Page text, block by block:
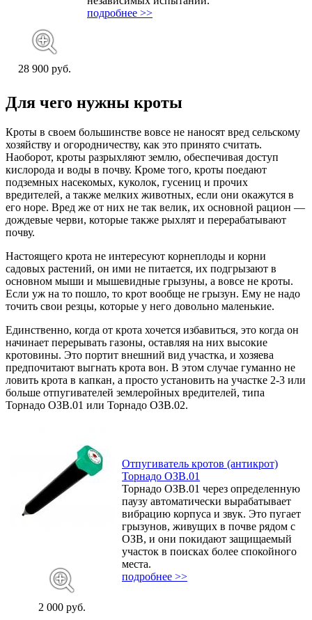
28 900 руб.
подробнее >>
Для чего нужны кроты
Кроты в своем большинстве вовсе не наносят вред сельскому
хозяйству и огородничеству, как это принято считать.
Наоборот, кроты разрыхляют землю, обеспечивая доступ
кислорода и воды в почву. Кроме того, кроты поедают
подземных насекомых, куколок, гусениц и прочих
вредителей, а также мелких животных, если они окажутся в
его норе. Вред же от них не так велик, их основной рацион —
дождевые черви, которые также рыхлят и перерабатывают
почву.
Настоящего крота не интересуют корнеплоды и корни
садовых растений, он ими не питается, их подгрызают в
основном мыши и мышевидные грызуны, а вовсе не кроты.
Если уж на то пошло, то крот вообще не грызун. Ему не надо
точить свои резцы, которые у него довольно маленькие.
Единственно, когда от крота хочется избавиться, это когда он
начинает перерывать газоны, оставляя на них высокие
кротовины. Это портит внешний вид участка, и хозяева
предпочитают выгнать крота вон. В этом случае гуманно не
ловить крота в капкан, а просто установить на участке 2-3 или
больше отпугивателей землеройных вредителей, типа
Торнадо ОЗВ.01 или Торнадо ОЗВ.02.
2 000 руб.
Отпугиватель кротов (антикрот)
Торнадо ОЗВ.01
Торнадо ОЗВ.01 через определенную
паузу автоматически вырабатывает
вибрацию корпуса и звук. Это пугает
грызунов, живущих в почве рядом с
ОЗВ, и они покидают защищаемый
участок в поисках более спокойного
места.
подробнее >>